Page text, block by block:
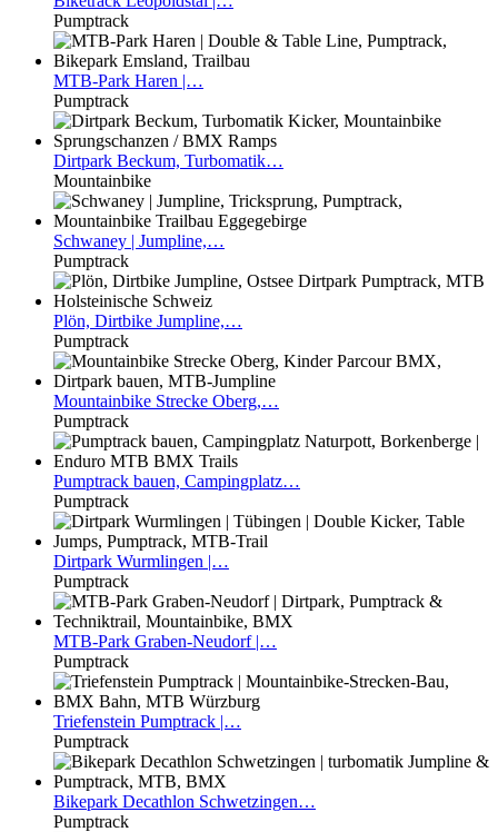
Pumptrack
MTB-Park Haren |…
Pumptrack
Dirtpark Beckum, Turbomatik…
Mountainbike
Schwaney | Jumpline,…
Pumptrack
Plön, Dirtbike Jumpline,…
Pumptrack
Mountainbike Strecke Oberg,…
Pumptrack
Pumptrack bauen, Campingplatz…
Pumptrack
Dirtpark Wurmlingen |…
Pumptrack
MTB-Park Graben-Neudorf |…
Pumptrack
Triefenstein Pumptrack |…
Pumptrack
Bikepark Decathlon Schwetzingen…
Pumptrack